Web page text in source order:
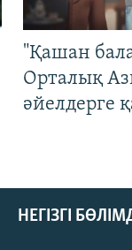
"Қашан
Орталық
әйелдерге
НЕГІЗГІ